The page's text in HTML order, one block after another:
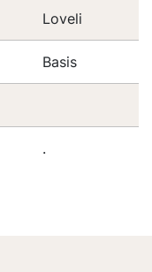
Loveli
Basis
.